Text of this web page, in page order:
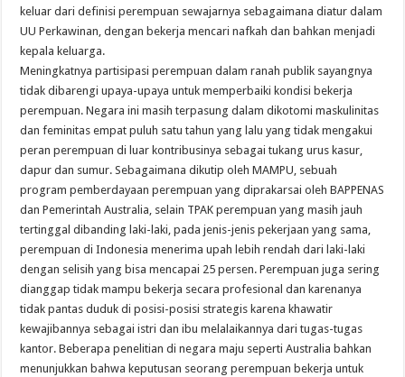
keluar dari definisi perempuan sewajarnya sebagaimana diatur dalam
UU Perkawinan, dengan bekerja mencari nafkah dan bahkan menjadi
kepala keluarga.
Meningkatnya partisipasi perempuan dalam ranah publik sayangnya
tidak dibarengi upaya-upaya untuk memperbaiki kondisi bekerja
perempuan. Negara ini masih terpasung dalam dikotomi maskulinitas
dan feminitas empat puluh satu tahun yang lalu yang tidak mengakui
peran perempuan di luar kontribusinya sebagai tukang urus kasur,
dapur dan sumur. Sebagaimana dikutip oleh MAMPU, sebuah
program pemberdayaan perempuan yang diprakarsai oleh BAPPENAS
dan Pemerintah Australia, selain TPAK perempuan yang masih jauh
tertinggal dibanding laki-laki, pada jenis-jenis pekerjaan yang sama,
perempuan di Indonesia menerima upah lebih rendah dari laki-laki
dengan selisih yang bisa mencapai 25 persen. Perempuan juga sering
dianggap tidak mampu bekerja secara profesional dan karenanya
tidak pantas duduk di posisi-posisi strategis karena khawatir
kewajibannya sebagai istri dan ibu melalaikannya dari tugas-tugas
kantor. Beberapa penelitian di negara maju seperti Australia bahkan
menunjukkan bahwa keputusan seorang perempuan bekerja untuk